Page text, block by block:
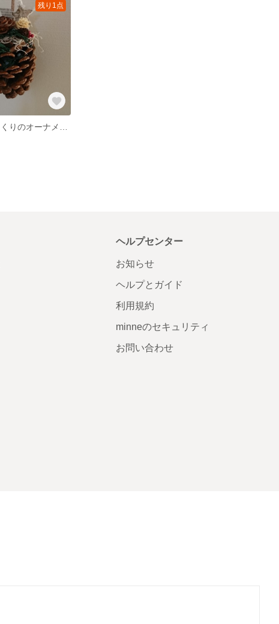
残り1点
ヘルプセンター
お知らせ
ヘルプとガイド
利用規約
minneのセキュリティ
お問い合わせ